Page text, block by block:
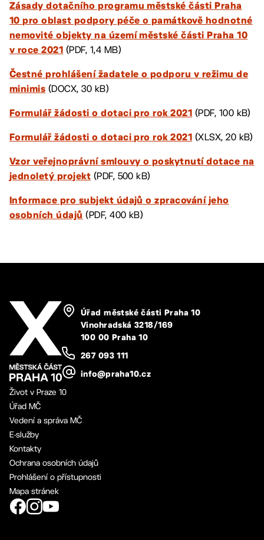
Zásady dotačního programu městské části Praha
10 pro oblast podpory péče o památkově hodnotné
nemovité objekty na území městské části Praha 10
v roce 2021 (PDF, 1,4 MB)
Čestné prohlášení žadatele o podporu v režimu de
minimis (DOCX, 30 kB)
Formulář žádosti o dotaci pro rok 2021 (PDF, 100 kB)
Formulář žádosti o dotaci pro rok 2021 (XLSX, 20 kB)
Vzor veřejnoprávní smlouvy o poskytnutí dotace na
jednoletý projekt (PDF, 500 kB)
Informace pro subjekt údajů o zpracování jeho
osobních údajů (PDF, 400 kB)
Úřad městské části Praha 10
Vinohradská 3218/169
100 00 Praha 10
267 093 111
info@praha10.cz
Život v Praze 10
Úřad MČ
Vedení a správa MČ
E-služby
Kontakty
Ochrana osobních údajů
Prohlášení o přístupnosti
Mapa stránek